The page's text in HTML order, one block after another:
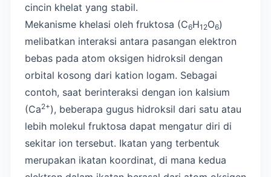
cincin khelat yang stabil.
Mekanisme khelasi oleh fruktosa (C6H12O6)
melibatkan interaksi antara pasangan elektron
bebas pada atom oksigen hidroksil dengan
orbital kosong dari kation logam. Sebagai
contoh, saat berinteraksi dengan ion kalsium
(Ca2+), beberapa gugus hidroksil dari satu atau
lebih molekul fruktosa dapat mengatur diri di
sekitar ion tersebut. Ikatan yang terbentuk
merupakan ikatan koordinat, di mana kedua